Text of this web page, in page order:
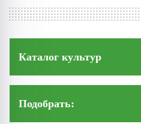
Каталог культур
Подобрать: